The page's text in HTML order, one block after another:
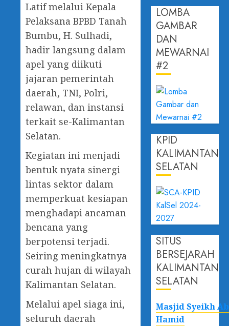
Latif melalui Kepala
Pelaksana BPBD Tanah
Bumbu, H. Sulhadi,
hadir langsung dalam
apel yang diikuti
jajaran pemerintah
daerah, TNI, Polri,
relawan, dan instansi
terkait se-Kalimantan
Selatan.
Kegiatan ini menjadi
bentuk nyata sinergi
lintas sektor dalam
memperkuat kesiapan
menghadapi ancaman
bencana yang
berpotensi terjadi.
Seiring meningkatnya
curah hujan di wilayah
Kalimantan Selatan.
Melalui apel siaga ini,
seluruh daerah
LOMBA
GAMBAR
DAN
MEWARNAI
#2
KPID
KALIMANTAN
SELATAN
SITUS
BERSEJARAH
KALIMANTAN
SELATAN
Masjid Syeikh
Hamid